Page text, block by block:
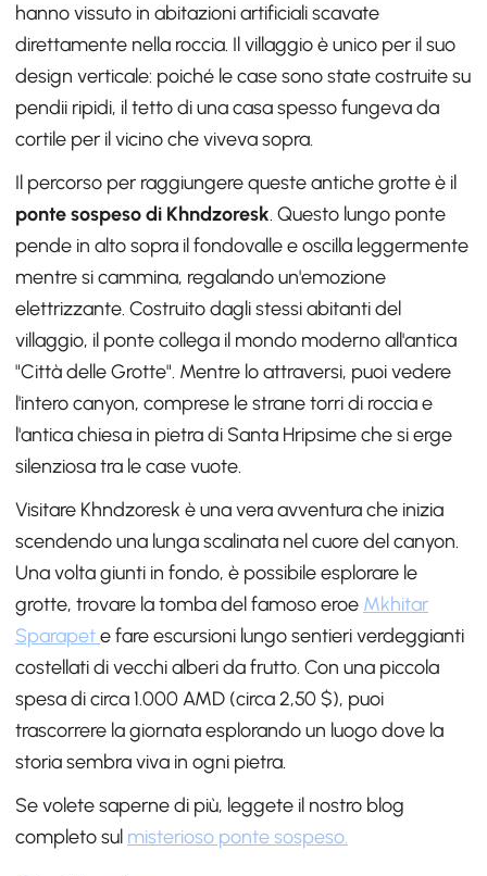
hanno vissuto in abitazioni artificiali scavate
direttamente nella roccia. Il villaggio è unico per il suo
design verticale: poiché le case sono state costruite su
pendii ripidi, il tetto di una casa spesso fungeva da
cortile per il vicino che viveva sopra.
Il percorso per raggiungere queste antiche grotte è il
ponte sospeso di Khndzoresk. Questo lungo ponte
pende in alto sopra il fondovalle e oscilla leggermente
mentre si cammina, regalando un'emozione
elettrizzante. Costruito dagli stessi abitanti del
villaggio, il ponte collega il mondo moderno all'antica
"Città delle Grotte". Mentre lo attraversi, puoi vedere
l'intero canyon, comprese le strane torri di roccia e
l'antica chiesa in pietra di Santa Hripsime che si erge
silenziosa tra le case vuote.
Visitare Khndzoresk è una vera avventura che inizia
scendendo una lunga scalinata nel cuore del canyon.
Una volta giunti in fondo, è possibile esplorare le
grotte, trovare la tomba del famoso eroe Mkhitar
Sparapete fare escursioni lungo sentieri verdeggianti
costellati di vecchi alberi da frutto. Con una piccola
spesa di circa 1.000 AMD (circa 2,50 $), puoi
trascorrere la giornata esplorando un luogo dove la
storia sembra viva in ogni pietra.
Se volete saperne di più, leggete il nostro blog
completo sul misterioso ponte sospeso.